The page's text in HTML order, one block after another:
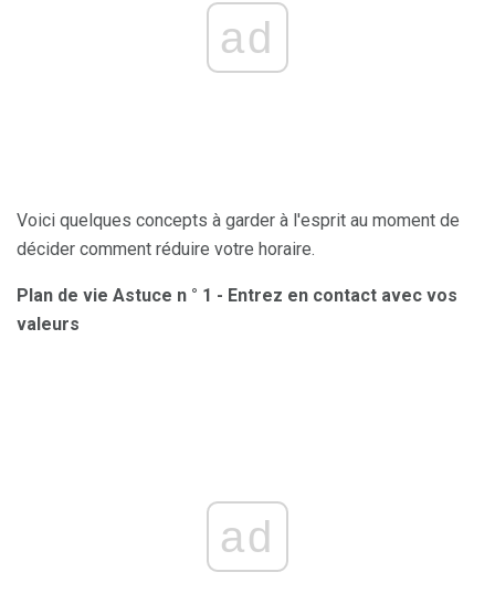
ad
Voici quelques concepts à garder à l'esprit au moment de
décider comment réduire votre horaire.
Plan de vie Astuce n ° 1 - Entrez en contact avec vos
valeurs
ad